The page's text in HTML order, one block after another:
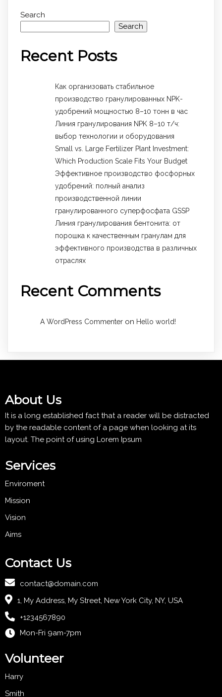
Search
Search
Recent Posts
Как организовать стабильное
производство гранулированных NPK-
удобрений мощностью 8–10 тонн в час
Линия гранулирования NPK 8–10 т/ч:
выбор технологии и оборудования
Small vs. Large Fertilizer Plant Investment:
Which Production Scale Fits Your Budget
Эффективное производство фосфорных
удобрений: полный анализ
производственной линии
гранулированного суперфосфата GSSP
Линия гранулирования бентонита: от
порошка к качественным гранулам для
эффективного производства в различных
отраслях
Recent Comments
A WordPress Commenter on Hello world!
About Us
It is a long established fact that a reader will be distracted
by the readable content of a page when looking at its
layout. The point of using Lorem Ipsum
Services
Enviroment
Mission
Vision
Aims
Contact Us
contact@domain.com
1, My Address, My Street, New York City, NY, USA
+1234567890
Mon-Fri 9am-7pm
Volunteer
Harry
Smith